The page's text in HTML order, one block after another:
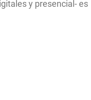
y presencial- es